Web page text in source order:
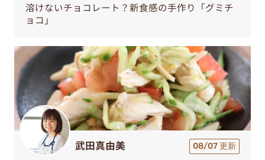
溶けないチョコレート？新食感の手作り「グミチ
ョコ」
武田真由美 08/07 更新